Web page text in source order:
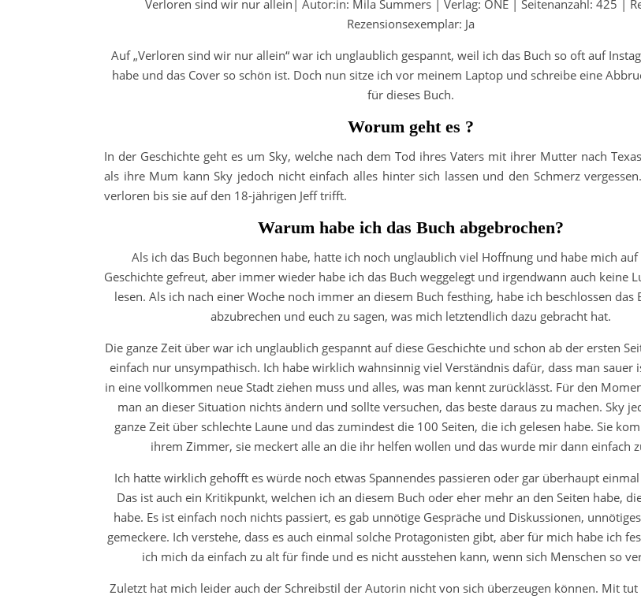
Verloren sind wir nur allein| Autor:in: Mila Summers | Verlag: ONE | Seitenanzahl: 425 |
Rezensionsexemplar: Ja
Auf „Verloren sind wir nur allein“ war ich unglaublich gespannt, weil ich das Buch so oft auf
habe und das Cover so schön ist. Doch nun sitze ich vor meinem Laptop und schreibe eine
für dieses Buch.
Worum geht es ?
In der Geschichte geht es um Sky, welche nach dem Tod ihres Vaters mit ihrer Mutter nach
als ihre Mum kann Sky jedoch nicht einfach alles hinter sich lassen und den Schmerz
verloren bis sie auf den 18-jährigen Jeff trifft.
Warum habe ich das Buch abgebrochen?
Als ich das Buch begonnen habe, hatte ich noch unglaublich viel Hoffnung und habe mich
Geschichte gefreut, aber immer wieder habe ich das Buch weggelegt und irgendwann auch keine
lesen. Als ich nach einer Woche noch immer an diesem Buch festhing, habe ich beschlossen das
abzubrechen und euch zu sagen, was mich letztendlich dazu gebracht hat.
Die ganze Zeit über war ich unglaublich gespannt auf diese Geschichte und schon ab der ersten
einfach nur unsympathisch. Ich habe wirklich wahnsinnig viel Verständnis dafür, dass man sauer
in eine vollkommen neue Stadt ziehen muss und alles, was man kennt zurücklässt. Für den
man an dieser Situation nichts ändern und sollte versuchen, das beste daraus zu machen. Sky
ganze Zeit über schlechte Laune und das zumindest die 100 Seiten, die ich gelesen habe. Sie
ihrem Zimmer, sie meckert alle an die ihr helfen wollen und das wurde mir dann einfach
Ich hatte wirklich gehofft es würde noch etwas Spannendes passieren oder gar überhaupt
Das ist auch ein Kritikpunkt, welchen ich an diesem Buch oder eher mehr an den Seiten habe,
habe. Es ist einfach noch nichts passiert, es gab unnötige Gespräche und Diskussionen,
gemeckere. Ich verstehe, dass es auch einmal solche Protagonisten gibt, aber für mich habe ich
ich mich da einfach zu alt für finde und es nicht ausstehen kann, wenn sich Menschen so
Zuletzt hat mich leider auch der Schreibstil der Autorin nicht von sich überzeugen können. Mit tut